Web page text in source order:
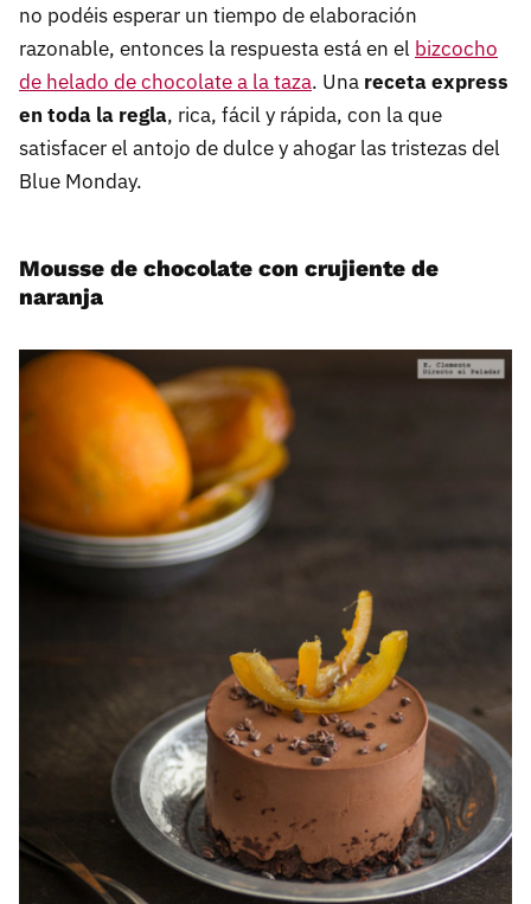
no podéis esperar un tiempo de elaboración
razonable, entonces la respuesta está en el bizcocho
de helado de chocolate a la taza. Una receta express
en toda la regla, rica, fácil y rápida, con la que
satisfacer el antojo de dulce y ahogar las tristezas del
Blue Monday.
Mousse de chocolate con crujiente de
naranja